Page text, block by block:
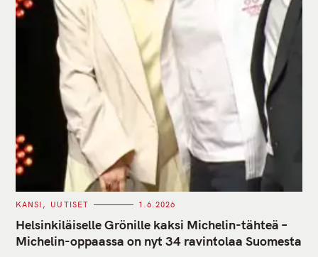
C
T
E
G
O
KANSI UUTISET 1.6.2026
Helsinkiläiselle Grönille kaksi Michelin-tähteä –
Michelin-oppaassa on nyt 34 ravintolaa Suomesta